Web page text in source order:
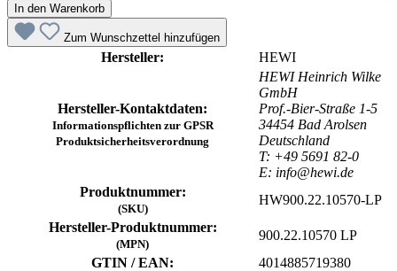
In den Warenkorb
Zum Wunschzettel hinzufügen
Hersteller: HEWI
Hersteller-Kontaktdaten:
Informationspflichten zur GPSR
Produktsicherheitsverordnung
HEWI Heinrich Wilke
GmbH
Prof.-Bier-Straße 1-5
34454 Bad Arolsen
Deutschland
T: +49 5691 82-0
E: info@hewi.de
Produktnummer:
(SKU)
HW900.22.10570-LP
Hersteller-Produktnummer:
(MPN)
900.22.10570 LP
GTIN / EAN:
4014885719380